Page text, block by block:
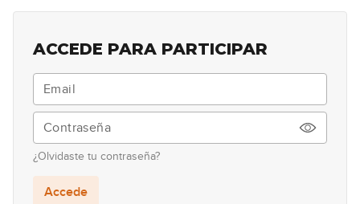
ACCEDE PARA PARTICIPAR
¿Olvidaste tu contraseña?
Accede